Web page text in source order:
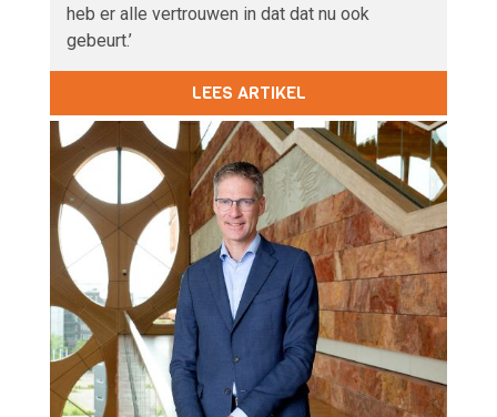
heb er alle vertrouwen in dat dat nu ook
gebeurt.’
LEES ARTIKEL